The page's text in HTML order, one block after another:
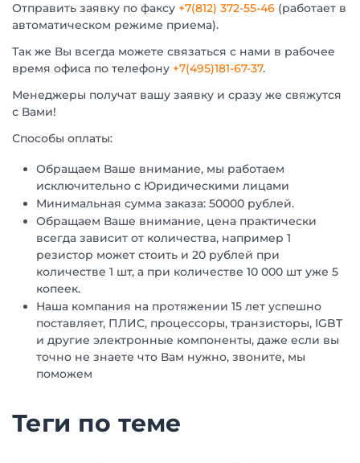
Отправить заявку по факсу +7(812) 372-55-46 (работает в
автоматическом режиме приема).
Так же Вы всегда можете связаться с нами в рабочее
время офиса по телефону +7(495)181-67-37.
Менеджеры получат вашу заявку и сразу же свяжутся
с Вами!
Способы оплаты:
Обращаем Ваше внимание, мы работаем
исключительно с Юридическими лицами
Минимальная сумма заказа: 50000 рублей.
Обращаем Ваше внимание, цена практически
всегда зависит от количества, например 1
резистор может стоить и 20 рублей при
количестве 1 шт, а при количестве 10 000 шт уже 5
копеек.
Наша компания на протяжении 15 лет успешно
поставляет, ПЛИС, процессоры, транзисторы, IGBT
и другие электронные компоненты, даже если вы
точно не знаете что Вам нужно, звоните, мы
поможем
Теги по теме